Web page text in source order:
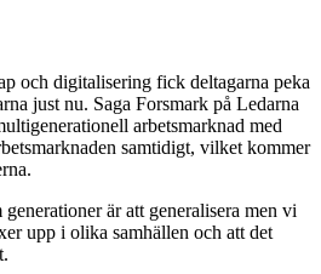
och digitalisering fick deltagarna peka
just nu. Saga Forsmark på Ledarna
arbetsmarknad med
samtidigt, vilket kommer
är att generalisera men vi
upp i olika samhällen och att det